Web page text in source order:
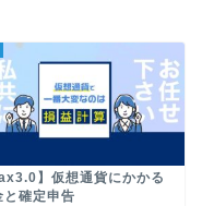
】仮想通貨にかかる
と確定申告